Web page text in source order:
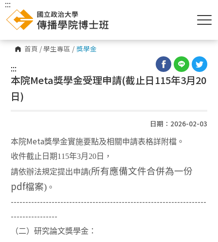
首頁 /學生專區 / 獎學金
:::
:::
本院Meta獎學金受理申請(截止日115年3月20
日)
日期：2026-02-03
本院Meta獎學金實施要點及相關申請表格詳附檔。
收件截止日期115年3月20日，
請依辦法規定提出申請(所有應備文件合併為一份
pdf檔案) 。
-------------------------------------------------------------------
----------------
（二）研究論文獎學金：